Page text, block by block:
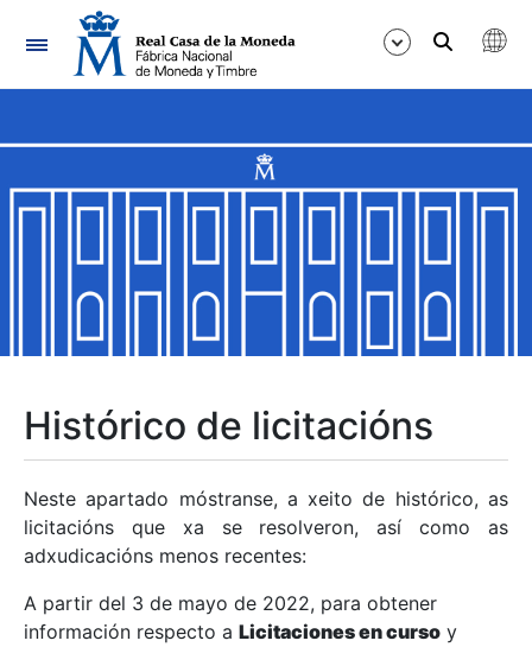
Navegación
Mostrar/Ocultar
Mostrar/Ocultar
Mostrar/Ocultar
Mostrar/Ocultar
Mostrar/Ocultar
Histórico de licitacións
Neste apartado móstranse, a xeito de histórico, as
licitacións que xa se resolveron, así como as
adxudicacións menos recentes:
A partir del 3 de mayo de 2022, para obtener
información respecto a Licitaciones en curso y